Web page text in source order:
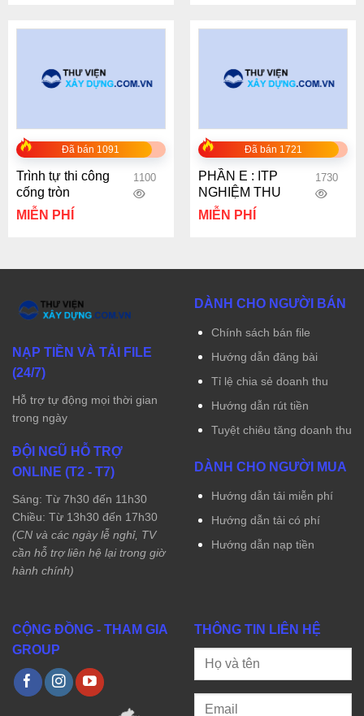
Đã bán 1091
Trình tự thi công
cống tròn
1100
MIỄN PHÍ
Đã bán 1721
PHẦN E : ITP
NGHIỆM THU
1730
MIỄN PHÍ
NẠP TIỀN VÀ TẢI FILE
(24/7)
Hỗ trợ tự động mọi thời gian
trong ngày
ĐỘI NGŨ HỖ TRỢ
ONLINE (T2 - T7)
Sáng: Từ 7h30 đến 11h30
Chiều: Từ 13h30 đến 17h30
(CN và các ngày lễ nghỉ, TV
cần hỗ trợ liên hệ lại trong giờ
hành chính)
DÀNH CHO NGƯỜI BÁN
Chính sách bán file
Hướng dẫn đăng bài
Tỉ lệ chia sẻ doanh thu
Hướng dẫn rút tiền
Tuyệt chiêu tăng doanh thu
DÀNH CHO NGƯỜI MUA
Hướng dẫn tải miễn phí
Hướng dẫn tải có phí
Hướng dẫn nạp tiền
CỘNG ĐỒNG - THAM GIA
GROUP
THÔNG TIN LIÊN HỆ